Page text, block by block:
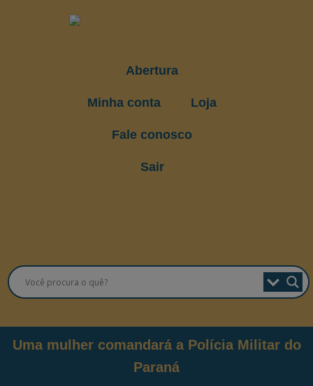
Abertura
Minha conta Loja
Fale conosco
Sair
Uma mulher comandará a Polícia Militar do
Paraná